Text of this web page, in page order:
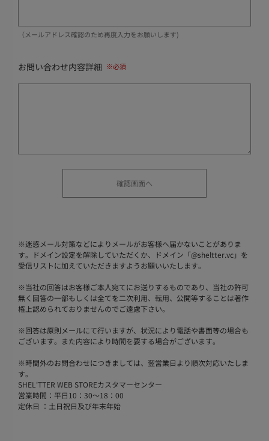
（メールアドレス確認のため再度入力をお願いします)
お問い合わせ内容詳細
※迷惑メール対策などによりメールがお客様へ届かないことがありま
す。ドメイン設定を解除していただくか、ドメイン「@sheltter.vc」を
受信リストに加えていただきますようお願いいたします。
※当社の回答はお客様ご本人宛てにお送りするものであり、当社の許可
無く回答の一部もしくは全てを二次利用、転用、公開等することは著作
権上認められておりませんのでご遠慮下さい。
※回答は原則メールにて行いますが、状況により電話や書面等の場合も
ございます。また内容により時間を要する場合がございます。
※時間外のお問合わせにつきましては、翌営業日より順次対応いたしま
す。
SHEL'TTER WEB STOREカスタマーセンター
営業時間：平日10：30～18：00
定休日 ：土日祝日及び年末年始